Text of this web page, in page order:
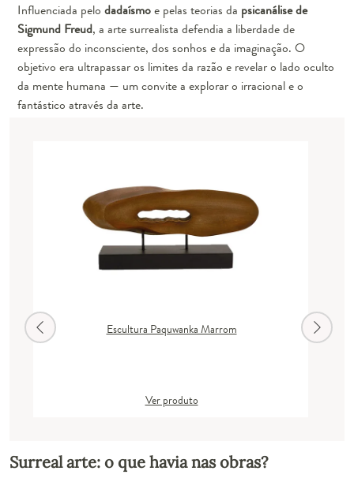
Influenciada pelo dadaísmoe pelas teorias da psicanálise de
Sigmund Freud, a arte surrealista defendia a liberdade de
expressão do inconsciente, dos sonhos e da imaginação. O
objetivo era ultrapassar os limites da razão e revelar o lado oculto
da mente humana — um convite a explorar o irracional e o
fantástico através da arte.
Escultura Paquwanka Marrom
Ver produto
Surreal arte: o que havia nas obras?